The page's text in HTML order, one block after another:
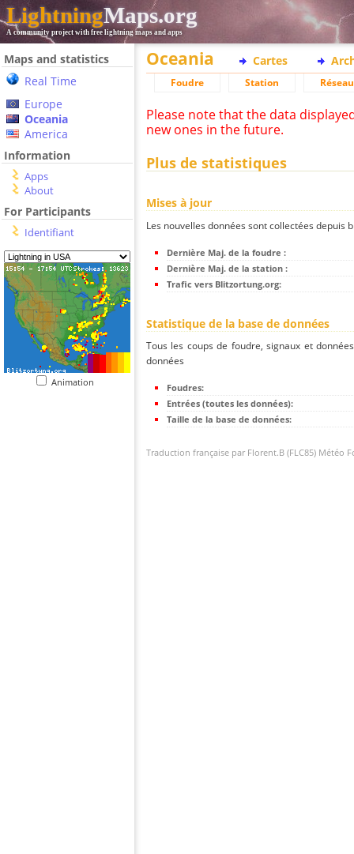
LightningMaps.org
A community project with free lightning maps and apps
Maps and statistics
Real Time
Europe
Oceania
America
Information
Apps
About
For Participants
Identifiant
Animation
Oceania Cartes
Foudre Station Réseau
Please note that the data
new ones in the future.
Plus de statistiques
Mises à jour
Les nouvelles données sont collectées
Dernière Maj. de la foudre :
Dernière Maj. de la station :
Trafic vers Blitzortung.org:
Statistique de la base de données
Tous les coups de foudre, signaux et
données
Foudres:
Entrées (toutes les données):
Taille de la base de données:
Traduction française par Florent.B (FLC85) Météo